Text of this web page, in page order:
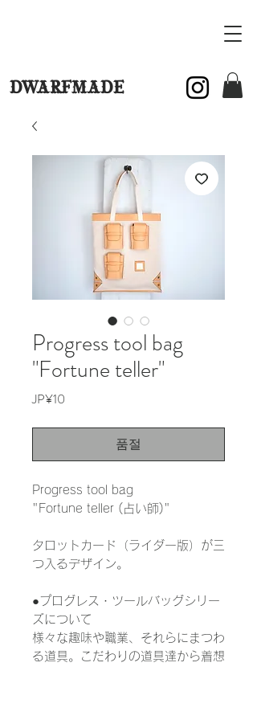
DWARFMADE
Progress tool bag
"Fortune teller"
JP¥10
품절
Progress tool bag
"Fortune teller (占い師)"
タロットカード（ライダー版）が三
つ入るデザイン。
●プログレス・ツールバッグシリー
ズについて
様々な趣味や職業、それらにまつわ
る道具。こだわりの道具達から着想